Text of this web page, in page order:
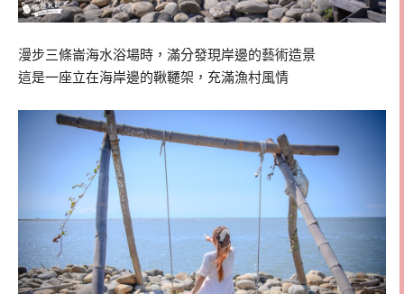
漫步三條崙海水浴場時，滿分發現岸邊的藝術造景
這是一座立在海岸邊的鞦韆架，充滿漁村風情